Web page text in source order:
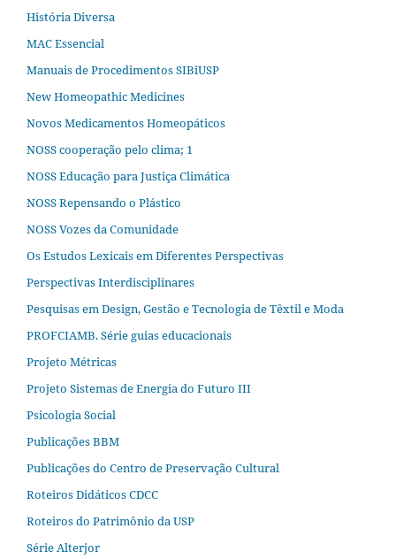
História Diversa
MAC Essencial
Manuais de Procedimentos SIBiUSP
New Homeopathic Medicines
Novos Medicamentos Homeopáticos
NOSS cooperação pelo clima; 1
NOSS Educação para Justiça Climática
NOSS Repensando o Plástico
NOSS Vozes da Comunidade
Os Estudos Lexicais em Diferentes Perspectivas
Perspectivas Interdisciplinares
Pesquisas em Design, Gestão e Tecnologia de Têxtil e Moda
PROFCIAMB. Série guias educacionais
Projeto Métricas
Projeto Sistemas de Energia do Futuro III
Psicologia Social
Publicações BBM
Publicações do Centro de Preservação Cultural
Roteiros Didáticos CDCC
Roteiros do Patrimônio da USP
Série Alterjor